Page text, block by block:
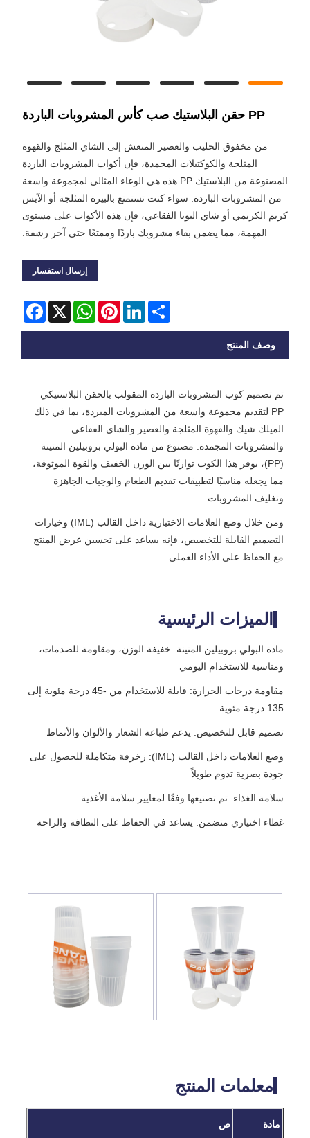
PP حقن البلاستيك صب كأس المشروبات الباردة
من مخفوق الحليب والعصير المنعش إلى الشاي المثلج والقهوة
المثلجة والكوكتيلات المجمدة، فإن أكواب المشروبات الباردة
المصنوعة من البلاستيك PP هذه هي الوعاء المثالي لمجموعة واسعة
من المشروبات الباردة. سواء كنت تستمتع بالبيرة المثلجة أو الآيس
كريم الكريمي أو شاي البوبا الفقاعي، فإن هذه الأكواب على مستوى
المهمة، مما يضمن بقاء مشروبك باردًا وممتعًا حتى آخر رشفة.
إرسال استفسار
Facebook X
WhatsAppPinterestLinkedInShare
وصف المنتج
تم تصميم كوب المشروبات الباردة المقولب بالحقن البلاستيكي
PP لتقديم مجموعة واسعة من المشروبات المبردة، بما في ذلك
الميلك شيك والقهوة المثلجة والعصير والشاي الفقاعي
والمشروبات المجمدة. مصنوع من مادة البولي بروبيلين المتينة
(PP)، يوفر هذا الكوب توازنًا بين الوزن الخفيف والقوة الموثوقة،
مما يجعله مناسبًا لتطبيقات تقديم الطعام والوجبات الجاهزة
وتغليف المشروبات.
ومن خلال وضع العلامات الاختيارية داخل القالب (IML) وخيارات
التصميم القابلة للتخصيص، فإنه يساعد على تحسين عرض المنتج
مع الحفاظ على الأداء العملي.
الميزات الرئيسية
مادة البولي بروبيلين المتينة: خفيفة الوزن، ومقاومة للصدمات،
ومناسبة للاستخدام اليومي
مقاومة درجات الحرارة: قابلة للاستخدام من -45 درجة مئوية إلى
135 درجة مئوية
تصميم قابل للتخصيص: يدعم طباعة الشعار والألوان والأنماط
وضع العلامات داخل القالب (IML): زخرفة متكاملة للحصول على
جودة بصرية تدوم طويلاً
سلامة الغذاء: تم تصنيعها وفقًا لمعايير سلامة الأغذية
غطاء اختياري متضمن: يساعد في الحفاظ على النظافة والراحة
معلمات المنتج
مادة ص